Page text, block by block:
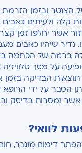
ובזמן הזרמת
קלה ולעיתים
אשר יחלפו זמן
נדיר שיהיו כאבים
ברמה של הכתמה
על מסך
תוצאות הבדיקה
הסבר על ידי
נמסרות בדיסק
לוואי?